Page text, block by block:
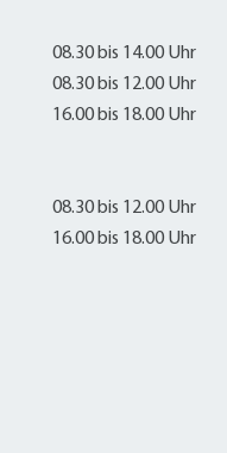
08.30 bis 14.00 Uhr
08.30 bis 12.00 Uhr
16.00 bis 18.00 Uhr
08.30 bis 12.00 Uhr
16.00 bis 18.00 Uhr